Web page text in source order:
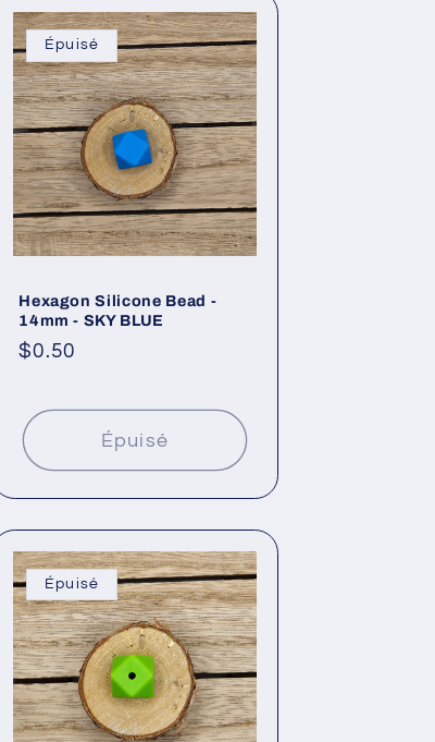
Épuisé
Hexagon Silicone Bead -
14mm - SKY BLUE
Prix
$0.50
Épuisé
Épuisé